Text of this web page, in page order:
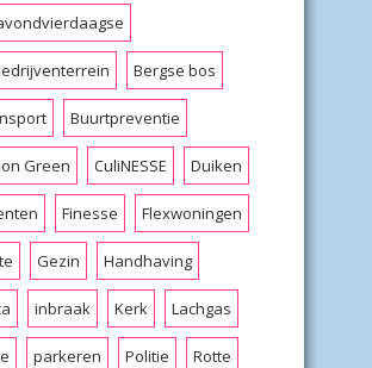
Bergse bos
Buurtpreventie
Green CuliNESSE Duiken
Finesse Flexwoningen
Gezin Handhaving
inbraak Kerk Lachgas
parkeren Politie Rotte